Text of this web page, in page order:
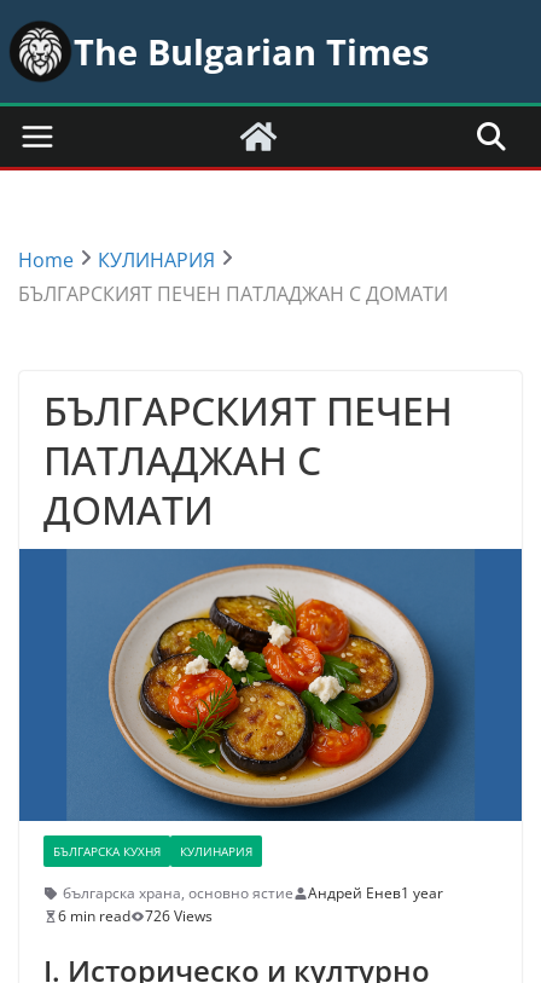
Skip
to
content
The Bulgarian Times
Home
КУЛИНАРИЯ
БЪЛГАРСКИЯТ ПЕЧЕН ПАТЛАДЖАН С ДОМАТИ
БЪЛГАРСКИЯТ ПЕЧЕН
ПАТЛАДЖАН С
ДОМАТИ
БЪЛГАРСКА КУХНЯ КУЛИНАРИЯ
българска храна, основно ястие Андрей Енев1 year
6 min read
726 Views
I. Историческо и културно